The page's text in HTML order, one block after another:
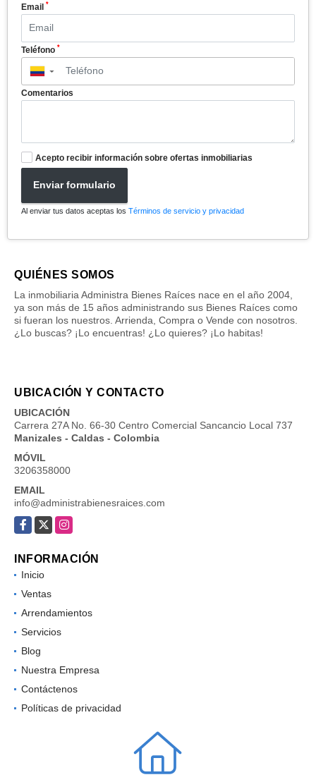
Email *
Teléfono *
▼
Comentarios
Acepto recibir información sobre ofertas inmobiliarias
Enviar formulario
Al enviar tus datos aceptas los Términos de servicio y privacidad
QUIÉNES SOMOS
La inmobiliaria Administra Bienes Raíces nace en el año 2004,
ya son más de 15 años administrando sus Bienes Raíces como
si fueran los nuestros. Arrienda, Compra o Vende con nosotros.
¿Lo buscas? ¡Lo encuentras! ¿Lo quieres? ¡Lo habitas!
UBICACIÓN Y CONTACTO
UBICACIÓN
Carrera 27A No. 66-30 Centro Comercial Sancancio Local 737
Manizales - Caldas - Colombia
MÓVIL
3206358000
EMAIL
info@administrabienesraices.com
Facebook
X Instagram
INFORMACIÓN
Inicio
Ventas
Arrendamientos
Servicios
Blog
Nuestra Empresa
Contáctenos
Políticas de privacidad